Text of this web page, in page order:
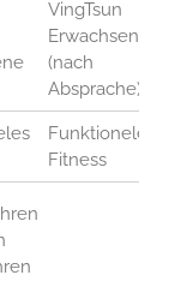
VingTsun
Erwachsene
(nach
Absprache)
Funktioneles
Fitness